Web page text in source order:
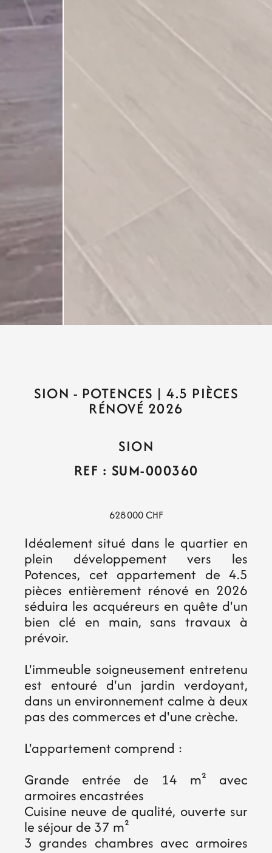
SION - POTENCES | 4.5 PIÈCES
RÉNOVÉ 2026
SION
REF : SUM-000360
628 000 CHF
Idéalement situé dans le quartier en
plein développement vers les
Potences, cet appartement de 4.5
pièces entièrement rénové en 2026
séduira les acquéreurs en quête d'un
bien clé en main, sans travaux à
prévoir.
L'immeuble soigneusement entretenu
est entouré d'un jardin verdoyant,
dans un environnement calme à deux
pas des commerces et d'une crèche.
L'appartement comprend :
Grande entrée de 14 m² avec
armoires encastrées
Cuisine neuve de qualité, ouverte sur
le séjour de 37 m²
3 grandes chambres avec armoires